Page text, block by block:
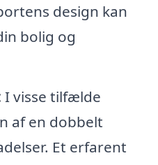
design kan
bolig og
I visse tilfælde
af en dobbelt
Et erfarent